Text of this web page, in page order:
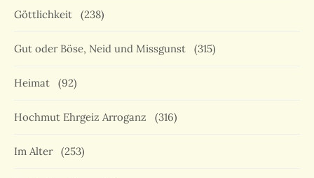
Göttlichkeit (238)
Gut oder Böse, Neid und Missgunst (315)
Heimat (92)
Hochmut Ehrgeiz Arroganz (316)
Im Alter (253)